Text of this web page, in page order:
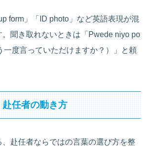
form」「ID photo」など英語表現が混
。聞き取れないときは「Pwede niyo po
一度言っていただけますか？）」と頼
任者の動き方
赴任者ならではの言葉の選び方を整